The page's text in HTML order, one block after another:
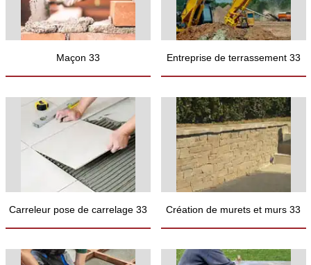
Maçon 33 Entreprise de terrassement 33
Carreleur pose de carrelage 33 Création de murets et murs 33